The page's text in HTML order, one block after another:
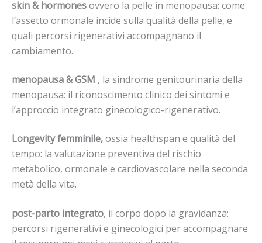
skin & hormonesovvero la pelle in menopausa: come
l’assetto ormonale incide sulla qualità della pelle, e
quali percorsi rigenerativi accompagnano il
cambiamento.
menopausa & GSM , la sindrome genitourinaria della
menopausa: il riconoscimento clinico dei sintomi e
l’approccio integrato ginecologico-rigenerativo.
Longevity femminile,ossia healthspan e qualità del
tempo: la valutazione preventiva del rischio
metabolico, ormonale e cardiovascolare nella seconda
metà della vita.
post-parto integrato, il corpo dopo la gravidanza:
percorsi rigenerativi e ginecologici per accompagnare